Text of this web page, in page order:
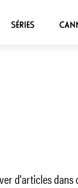
SÉRIES
d'articles dans